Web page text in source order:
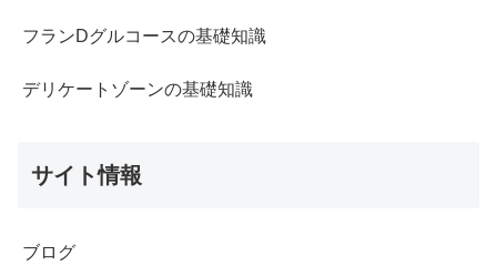
フランDグルコースの基礎知識
デリケートゾーンの基礎知識
サイト情報
ブログ